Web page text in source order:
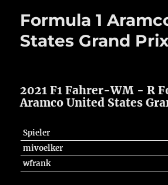
Formula 1
States Grand
2021 F1 Fahrer-WM - R
Aramco United States
Spieler
mivoelker
wfrank